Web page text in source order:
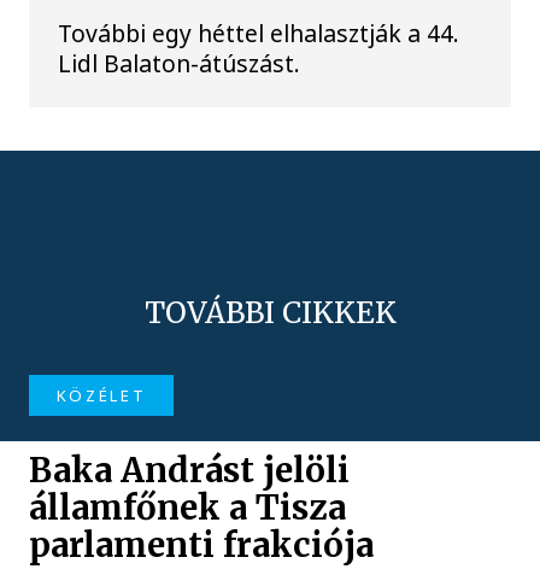
További egy héttel elhalasztják a 44.
Lidl Balaton-átúszást.
TOVÁBBI CIKKEK
KÖZÉLET
Baka Andrást jelöli
államfőnek a Tisza
parlamenti frakciója